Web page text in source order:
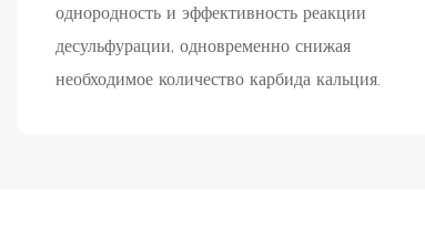
однородность и эффективность реакции
десульфурации, одновременно снижая
необходимое количество карбида кальция.